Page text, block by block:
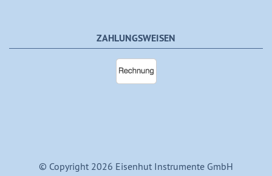
ZAHLUNGSWEISEN
© Copyright 2026 Eisenhut Instrumente GmbH